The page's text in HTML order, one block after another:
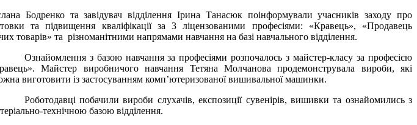
Бодренко та завідувач відділення Ірина Танасюк поінформували учасників заходу про
та підвищення кваліфікації за 3 ліцензованими професіями: «Кравець», «Продавець
товарів» та різноманітними напрямами навчання на базі навчального відділення.
Ознайомлення з базою навчання за професіями розпочалось з майстер-класу за професією
Майстер виробничого навчання Тетяна Молчанова продемонструвала вироби, які
виготовити із застосуванням комп’ютеризованої вишивальної машинки.
Роботодавці побачили вироби слухачів, експозиції сувенірів, вишивки та ознайомились з
технічною базою відділення.